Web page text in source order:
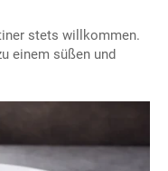
stets willkommen.
einem süßen und